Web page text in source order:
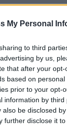
My Personal
to third
by us,
that after your
based on
prior to your opt-
by third
be disclosed
further disclose it
των
του
σε
τη
που